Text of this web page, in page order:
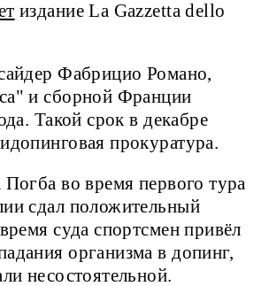
издание La Gazzetta dello
Фабрицио Романо,
и сборной Франции
Такой срок в декабре
прокуратура.
во время первого тура
сдал положительный
суда спортсмен привёл
организма в допинг,
несостоятельной.